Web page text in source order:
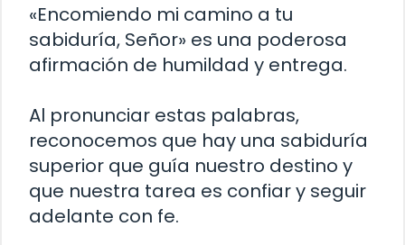
«Encomiendo mi camino a tu
sabiduría, Señor» es una poderosa
afirmación de humildad y entrega.
Al pronunciar estas palabras,
reconocemos que hay una sabiduría
superior que guía nuestro destino y
que nuestra tarea es confiar y seguir
adelante con fe.